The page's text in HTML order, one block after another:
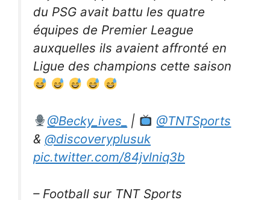
du PSG avait battu les quatre
équipes de Premier League
auxquelles ils avaient affronté en
Ligue des champions cette saison
@Becky_ives_ |
@TNTSports
& @discoveryplusuk
pic.twitter.com/84jvlniq3b
– Football sur TNT Sports